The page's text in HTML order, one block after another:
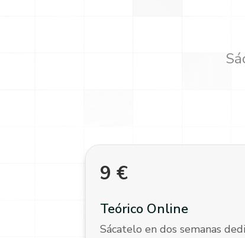
9 €
Teórico Online
Sácatelo en dos semanas